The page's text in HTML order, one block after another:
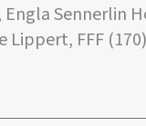
Sennerlin
Lippert, FFF (170)